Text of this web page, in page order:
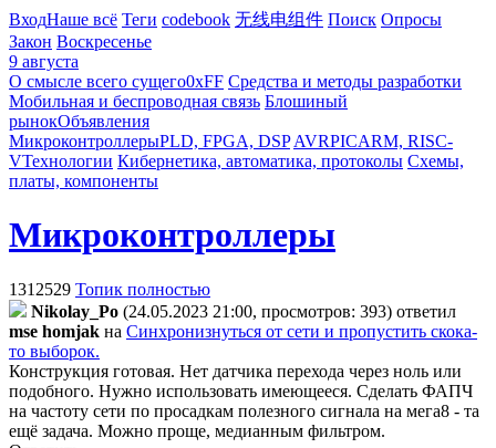
ВходНаше всё Теги codebook 无线电组件 Поиск Опросы
Закон Воскресенье
9 августа
О смысле всего сущего0xFF Средства и методы разработки
Мобильная и беспроводная связь Блошиный
рынокОбъявления
МикроконтроллерыPLD, FPGA, DSP AVRPICARM, RISC-
VТехнологии Кибернетика, автоматика, протоколы Схемы,
платы, компоненты
Микроконтроллеры
1312529 Топик полностью
Nikolay_Po (24.05.2023 21:00, просмотров: 393) ответил
mse homjak на Синхронизнуться от сети и пропустить скока-
то выборок.
Конструкция готовая. Нет датчика перехода через ноль или
подобного. Нужно использовать имеющееся. Сделать ФАПЧ
на частоту сети по просадкам полезного сигнала на мега8 - та
ещё задача. Можно проще, медианным фильтром.